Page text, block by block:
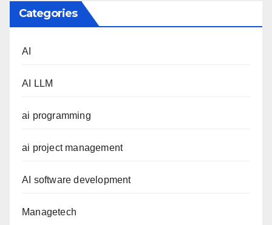
Categories
AI
AI LLM
ai programming
ai project management
AI software development
Managetech